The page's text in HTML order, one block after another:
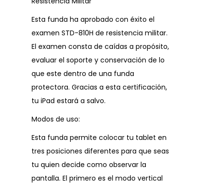
Esta funda ha aprobado con éxito el
examen STD-810H de resistencia militar.
El examen consta de caídas a propósito,
evaluar el soporte y conservación de lo
que este dentro de una funda
protectora. Gracias a esta certificación,
tu iPad estará a salvo.
Modos de uso:
Esta funda permite colocar tu tablet en
tres posiciones diferentes para que seas
tu quien decide como observar la
pantalla. El primero es el modo vertical